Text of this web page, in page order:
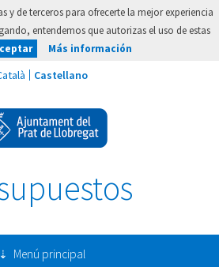
y de terceros para ofrecerte la mejor experiencia
entendemos que autorizas el uso de estas
Más información
Menú principal